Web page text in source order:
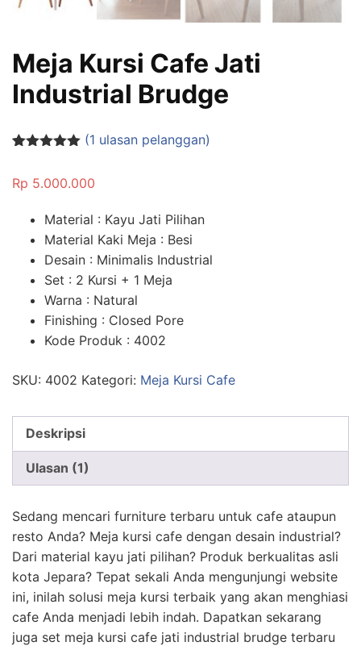
Meja Kursi Cafe Jati
Industrial Brudge
berdasarka
(1 ulasan pelanggan)
Rp 5.000.000
Material : Kayu Jati Pilihan
Material Kaki Meja : Besi
Desain : Minimalis Industrial
Set : 2 Kursi + 1 Meja
Warna : Natural
Finishing : Closed Pore
Kode Produk : 4002
SKU: 4002 Kategori: Meja Kursi Cafe
Deskripsi
Ulasan (1)
Sedang mencari furniture terbaru untuk cafe ataupun
resto Anda? Meja kursi cafe dengan desain industrial?
Dari material kayu jati pilihan? Produk berkualitas asli
kota Jepara? Tepat sekali Anda mengunjungi website
ini, inilah solusi meja kursi terbaik yang akan menghiasi
cafe Anda menjadi lebih indah. Dapatkan sekarang
juga set meja kursi cafe jati industrial brudge terbaru